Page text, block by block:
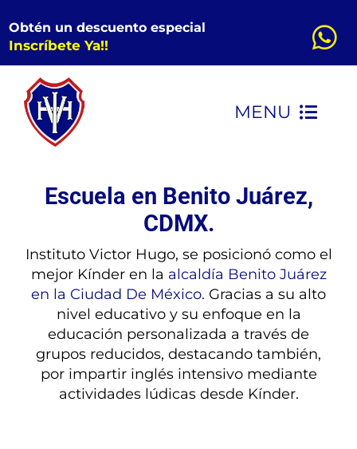
al
contenido
Obtén un descuento especial
Inscríbete Ya!!
MENU
KINDER
PRIMARIA
¿TIENES DUDAS?
Escuela en Benito Juárez,
CDMX.
Instituto Victor Hugo, se posicionó como el
mejor Kínder en la alcaldía Benito Juárez
en la Ciudad De México. Gracias a su alto
nivel educativo y su enfoque en la
educación personalizada a través de
grupos reducidos, destacando también,
por impartir inglés intensivo mediante
actividades lúdicas desde Kínder.